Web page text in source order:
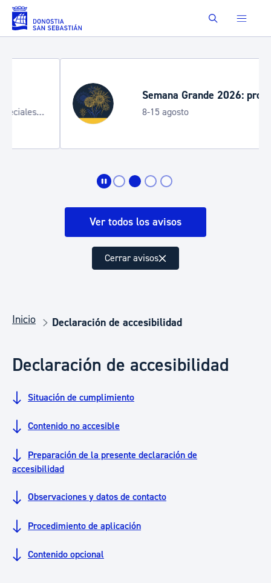
Saltar al contenido principal Buscar
Semana Grande 2026: programa
8-15 agosto
Ver todos los avisos
Cerrar avisos
Inicio Declaración de accesibilidad
Declaración de accesibilidad
Situación de cumplimiento
Contenido no accesible
Preparación de la presente declaración de
accesibilidad
Observaciones y datos de contacto
Procedimiento de aplicación
Contenido opcional